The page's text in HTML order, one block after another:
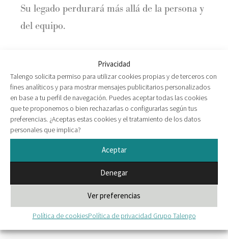
Privacidad
Talengo solicita permiso para utilizar cookies propias y de terceros con
fines analíticos y para mostrar mensajes publicitarios personalizados
en base a tu perfil de navegación. Puedes aceptar todas las cookies
que te proponemos o bien rechazarlas o configurarlas según tus
preferencias. ¿Aceptas estas cookies y el tratamiento de los datos
personales que implica?
Aceptar
Denegar
Ver preferencias
Política de cookiesPolítica de privacidad Grupo Talengo
Su legado perdurará más allá de la persona y
del equipo.
Te puede interesar
Talengo elabora junto a ILUNION el
‘Informe de la Diversidad: Marcando la
diferencia en DEI’
El futuro del liderazgo en el sector
healthcare
Marta García-Valenzuela presenta
«Líderes Sostenibles» en Esade